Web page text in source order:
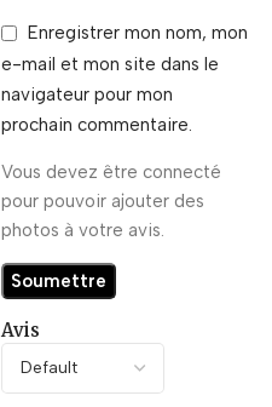
Avis
Enregistrer mon nom, mon
e-mail et mon site dans le
navigateur pour mon
prochain commentaire.
Vous devez être connecté
pour pouvoir ajouter des
photos à votre avis.